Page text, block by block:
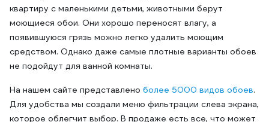
квартиру с маленькими детьми, животными берут
моющиеся обои. Они хорошо переносят влагу, а
появившуюся грязь можно легко удалить моющим
средством. Однако даже самые плотные варианты обоев
не подойдут для ванной комнаты.
На нашем сайте представлено более 5000 видов обоев.
Для удобства мы создали меню фильтрации слева экрана,
которое облегчит выбор. В продаже есть все, что может